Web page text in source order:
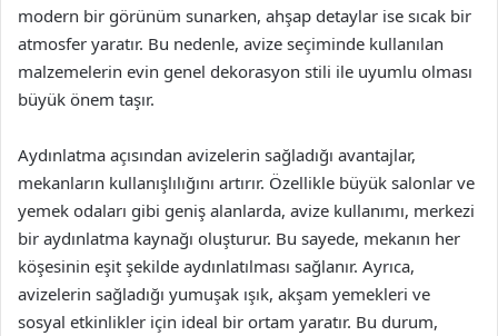
modern bir görünüm sunarken, ahşap detaylar ise sıcak bir
atmosfer yaratır. Bu nedenle, avize seçiminde kullanılan
malzemelerin evin genel dekorasyon stili ile uyumlu olması
büyük önem taşır.
Aydınlatma açısından avizelerin sağladığı avantajlar,
mekanların kullanışlılığını artırır. Özellikle büyük salonlar ve
yemek odaları gibi geniş alanlarda, avize kullanımı, merkezi
bir aydınlatma kaynağı oluşturur. Bu sayede, mekanın her
köşesinin eşit şekilde aydınlatılması sağlanır. Ayrıca,
avizelerin sağladığı yumuşak ışık, akşam yemekleri ve
sosyal etkinlikler için ideal bir ortam yaratır. Bu durum,